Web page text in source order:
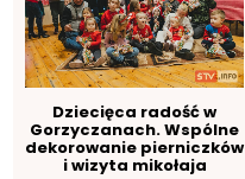
Dziecięca radość w
Gorzyczanach. Wspólne
dekorowanie pierniczków
i wizyta mikołaja